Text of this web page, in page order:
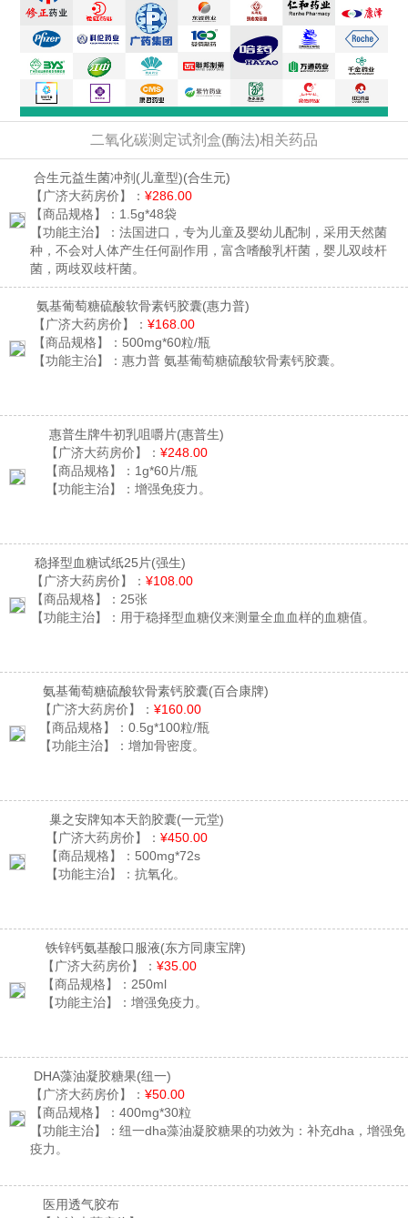
二氧化碳测定试剂盒(酶法)相关药品
合生元益生菌冲剂(儿童型)(合生元)
【广济大药房价】： ¥286.00
【商品规格】： 1.5g*48袋
【功能主治】： 法国进口，专为儿童及婴幼儿配制，采用天然菌
种，不会对人体产生任何副作用，富含嗜酸乳杆菌，婴儿双歧杆
菌，两歧双歧杆菌。
氨基葡萄糖硫酸软骨素钙胶囊(惠力普)
【广济大药房价】： ¥168.00
【商品规格】： 500mg*60粒/瓶
【功能主治】： 惠力普 氨基葡萄糖硫酸软骨素钙胶囊。
惠普生牌牛初乳咀嚼片(惠普生)
【广济大药房价】： ¥248.00
【商品规格】： 1g*60片/瓶
【功能主治】： 增强免疫力。
稳择型血糖试纸25片(强生)
【广济大药房价】： ¥108.00
【商品规格】： 25张
【功能主治】： 用于稳择型血糖仪来测量全血血样的血糖值。
氨基葡萄糖硫酸软骨素钙胶囊(百合康牌)
【广济大药房价】： ¥160.00
【商品规格】： 0.5g*100粒/瓶
【功能主治】： 增加骨密度。
巢之安牌知本天韵胶囊(一元堂)
【广济大药房价】： ¥450.00
【商品规格】： 500mg*72s
【功能主治】： 抗氧化。
铁锌钙氨基酸口服液(东方同康宝牌)
【广济大药房价】： ¥35.00
【商品规格】： 250ml
【功能主治】： 增强免疫力。
DHA藻油凝胶糖果(纽一)
【广济大药房价】： ¥50.00
【商品规格】： 400mg*30粒
【功能主治】： 纽一dha藻油凝胶糖果的功效为：补充dha，增强免
疫力。
医用透气胶布